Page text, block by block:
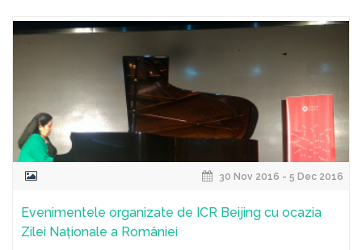
30 Nov 2016 - 5 Dec 2016
Evenimentele organizate de ICR Beijing cu ocazia
Zilei Naționale a României